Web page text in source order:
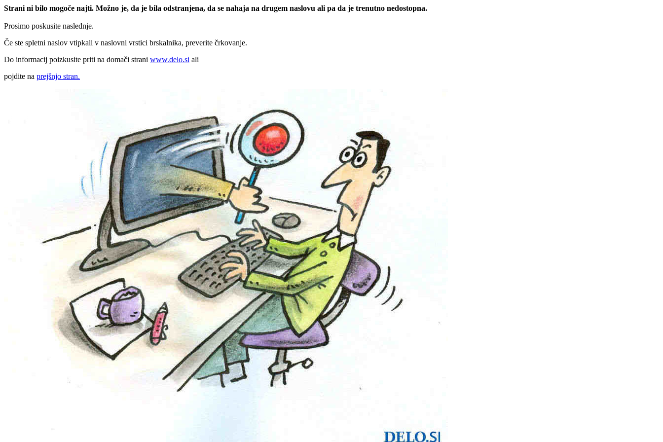
Strani ni bilo mogoče najti. Možno je, da je bila odstranjena, da se nahaja na drugem naslovu ali pa da je trenutno nedostopna.
Prosimo poskusite naslednje.
Če ste spletni naslov vtipkali v naslovni vrstici brskalnika, preverite črkovanje.
Do informacij poizkusite priti na domači strani www.delo.si ali
pojdite na prejšnjo stran.